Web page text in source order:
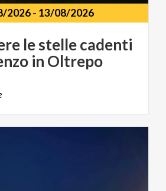
2026- 13/08/2026
le stelle cadenti
in Oltrepo